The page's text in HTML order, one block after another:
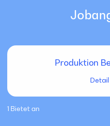
Produktion
Detail
1 Bietet an